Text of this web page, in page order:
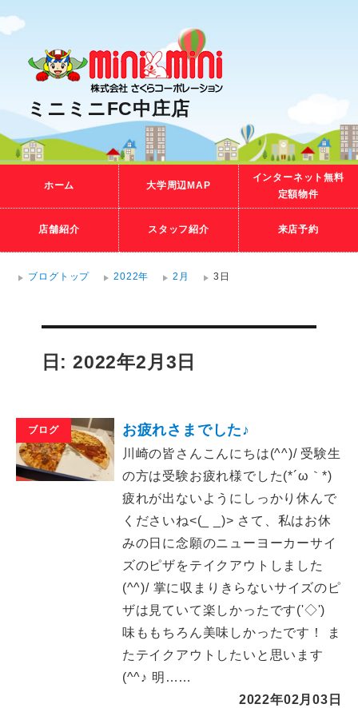
ミニミニFC中庄店
ホーム 大学周辺MAP
インターネット無料
定額物件
店舗紹介 スタッフ紹介 来店予約
ブログトップ 2022年 2月 3日
日: 2022年2月3日
ブログ お疲れさまでした♪
川崎の皆さんこんにちは(^^)/ 受験生
の方は受験お疲れ様でした(*´ω｀*)
疲れが出ないようにしっかり休んで
くださいね<(_ _)> さて、私はお休
みの日に念願のニューヨーカーサイ
ズのピザをテイクアウトしました
(^^)/ 掌に収まりきらないサイズのピ
ザは見ていて楽しかったです('◇')ゞ
味ももちろん美味しかったです！ ま
たテイクアウトしたいと思います
(^^♪ 明……
2022年02月03日